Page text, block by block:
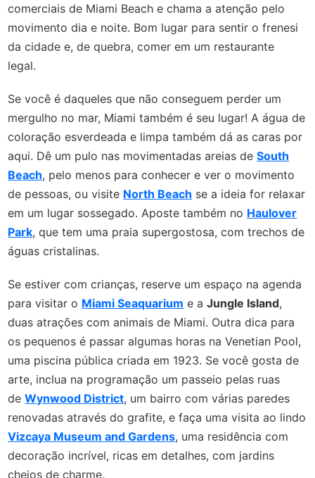
comerciais de Miami Beach e chama a atenção pelo
movimento dia e noite. Bom lugar para sentir o frenesi
da cidade e, de quebra, comer em um restaurante
legal.
Se você é daqueles que não conseguem perder um
mergulho no mar, Miami também é seu lugar! A água de
coloração esverdeada e limpa também dá as caras por
aqui. Dê um pulo nas movimentadas areias deSouth
Beach, pelo menos para conhecer e ver o movimento
de pessoas, ou visite North Beach se a ideia for relaxar
em um lugar sossegado. Aposte também no Haulover
Park, que tem uma praia supergostosa, com trechos de
águas cristalinas.
Se estiver com crianças, reserve um espaço na agenda
para visitar o Miami Seaquarium e aJungle Island,
duas atrações com animais de Miami. Outra dica para
os pequenos é passar algumas horas na Venetian Pool,
uma piscina pública criada em 1923. Se você gosta de
arte, inclua na programação um passeio pelas ruas
de Wynwood District, um bairro com várias paredes
renovadas através do grafite, e faça uma visita ao lindo
Vizcaya Museum and Gardens, uma residência com
decoração incrível, ricas em detalhes, com jardins
cheios de charme.